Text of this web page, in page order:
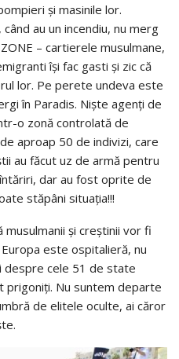
şi masinile lor.
au un incendiu, nu merg
– cartierele musulmane,
îşi fac gasti şi zic că
lor. Pe perete undeva este
în Paradis. Nişte agenţi de
o zonă controlată de
aproap 50 de indivizi, care
au făcut uz de armă pentru
dar au fost oprite de
stăpâni situaţia!!!
şi creştinii vor fi
este ospitalieră, nu
despre cele 51 de state
prigoniţi. Nu suntem departe
de elitele oculte, ai căror